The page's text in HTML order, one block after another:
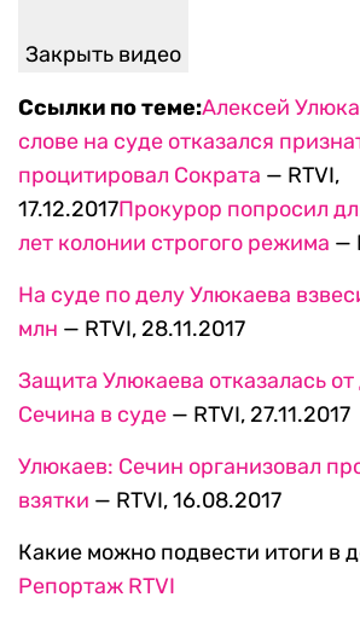
Закрыть видео
Ссылки по теме:Алексей
слове на суде отказался
процитировал Сократа — RTVI,
17.12.2017Прокурор попросил
лет колонии строгого режима —
На суде по делу Улюкаева
млн — RTVI, 28.11.2017
Защита Улюкаева отказалась
Сечина в суде — RTVI, 27.11.2017
Улюкаев: Сечин организовал
взятки — RTVI, 16.08.2017
Какие можно подвести итоги в
Репортаж RTVI